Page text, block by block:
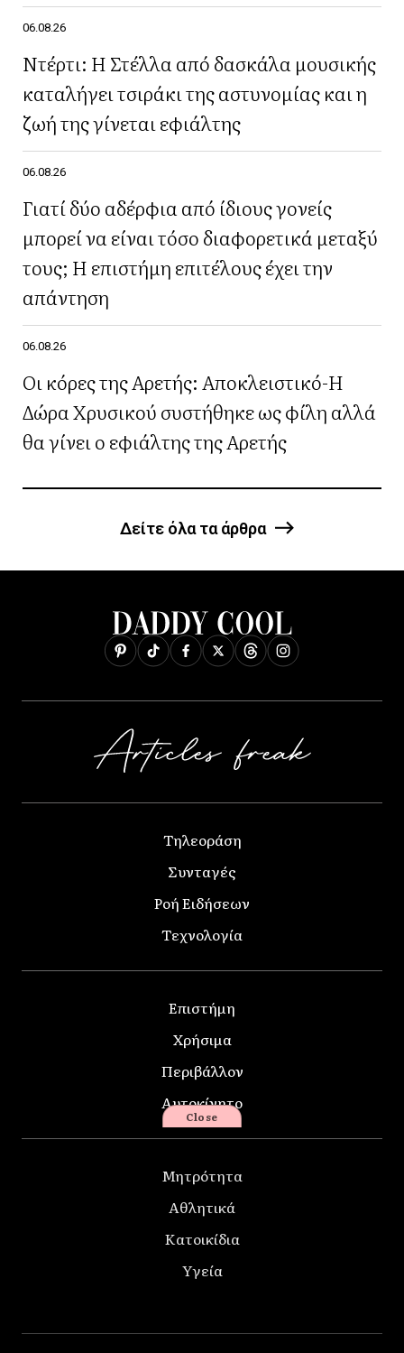
06.08.26
Ντέρτι: Η Στέλλα από δασκάλα μουσικής
καταλήγει τσιράκι της αστυνομίας και η
ζωή της γίνεται εφιάλτης
06.08.26
Γιατί δύο αδέρφια από ίδιους γονείς
μπορεί να είναι τόσο διαφορετικά μεταξύ
τους; Η επιστήμη επιτέλους έχει την
απάντηση
06.08.26
Οι κόρες της Αρετής: Αποκλειστικό-Η
Δώρα Χρυσικού συστήθηκε ως φίλη αλλά
θα γίνει ο εφιάλτης της Αρετής
Δείτε όλα τα άρθρα
Τηλεοράση
Συνταγές
Ροή Ειδήσεων
Τεχνολογία
Επιστήμη
Χρήσιμα
Περιβάλλον
Αυτοκίνητο
Μητρότητα
Αθλητικά
Κατοικίδια
Υγεία
Close